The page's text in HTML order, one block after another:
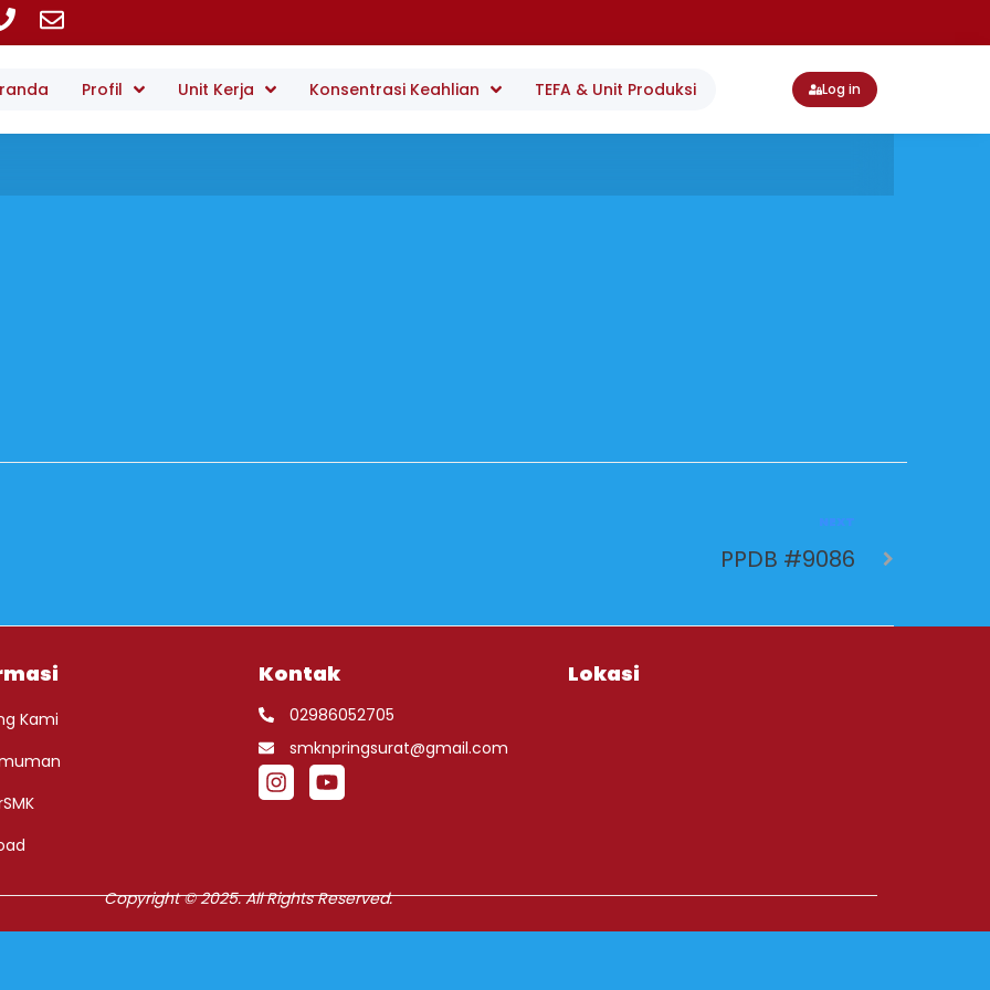
Profil Unit Kerja Konsentrasi Keahlian TEFA & Unit Produksi Log in
PPDB #9086
Kami
Kontak
02986052705
smknpringsurat@gmail.com
Lokasi
Copyright © 2025. All Rights Reserved.